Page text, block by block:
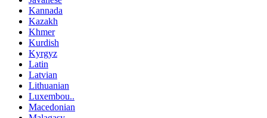
Kannada
Kazakh
Khmer
Kurdish
Kyrgyz
Latin
Latvian
Lithuanian
Luxembou..
Macedonian